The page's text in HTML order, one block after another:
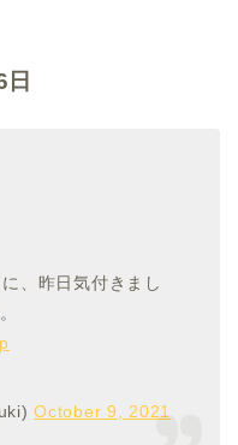
、昨日気付きまし
October 9, 2021